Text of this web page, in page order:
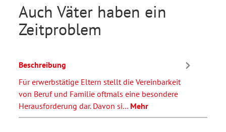
Auch Väter haben ein
Zeitproblem
Beschreibung
Für erwerbstätige Eltern stellt die Vereinbarkeit
von Beruf und Familie oftmals eine besondere
Herausforderung dar. Davon si… Mehr